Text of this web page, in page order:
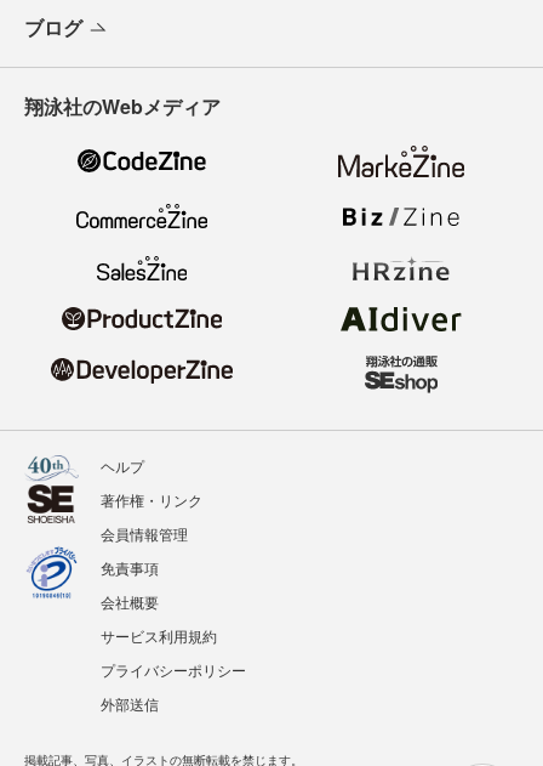
ブログ
翔泳社のWebメディア
ヘルプ
著作権・リンク
会員情報管理
免責事項
会社概要
サービス利用規約
プライバシーポリシー
外部送信
掲載記事、写真、イラストの無断転載を禁じます。